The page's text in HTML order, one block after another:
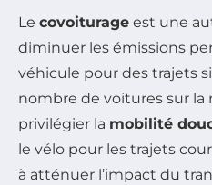
Le covoiturage est une
diminuer les émissions
véhicule pour des trajets
nombre de voitures sur la
privilégier la mobilité
le vélo pour les trajets
à atténuer l’impact du